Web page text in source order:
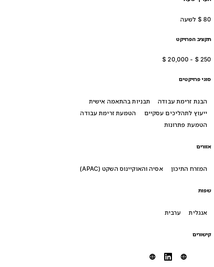
תקציב הפרויקט
סוגי פרויקטים
הבנת זרימת עבודה
תבניות בהתאמה אישית
ייעוץ לתהליכים עסקיים
הטמעת זרימת עבודה
הטמעת פתרונות
אזורים
המזרח התיכון אסיה והאוקיינוס השקט (APAC)
שפות
אנגלית ערבית
קישורים